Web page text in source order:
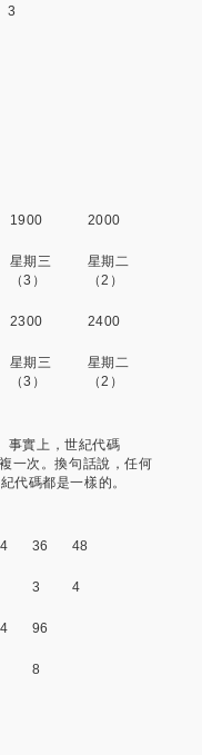
3
1900 2000
星期三
（3）
星期二
（2）
2300 2400
星期三
（3）
星期二
（2）
事實上，世紀代碼
一次。換句話說，任何
代碼都是一樣的。
36 48
3 4
96
8